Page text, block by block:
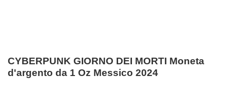
CYBERPUNK GIORNO DEI MORTI Moneta
d'argento da 1 Oz Messico 2024